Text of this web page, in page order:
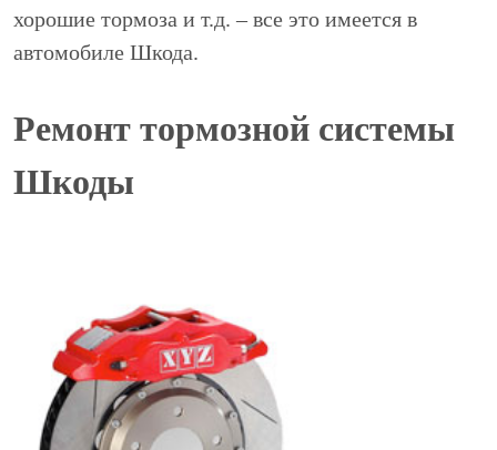
хорошие тормоза и т.д. – все это имеется в
автомобиле Шкода.
Ремонт тормозной системы
Шкоды